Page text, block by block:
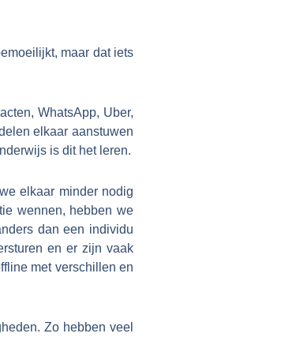
maar dat iets
WhatsApp, Uber,
elkaar aanstuwen
is dit het leren.
elkaar minder nodig
wennen, hebben we
dan een individu
en er zijn vaak
met verschillen en
Zo hebben veel